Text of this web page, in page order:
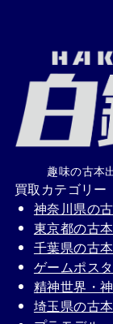
趣味の古本
買取カテゴリー
神奈川県の
東京都の古
千葉県の古
ゲームポス
精神世界・
埼玉県の古